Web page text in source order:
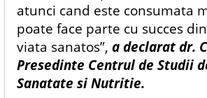
atunci cand este consumata
poate face parte cu succes
viata sanatos”, a declarat dr.
Presedinte Centrul de Studii
Sanatate si Nutritie.